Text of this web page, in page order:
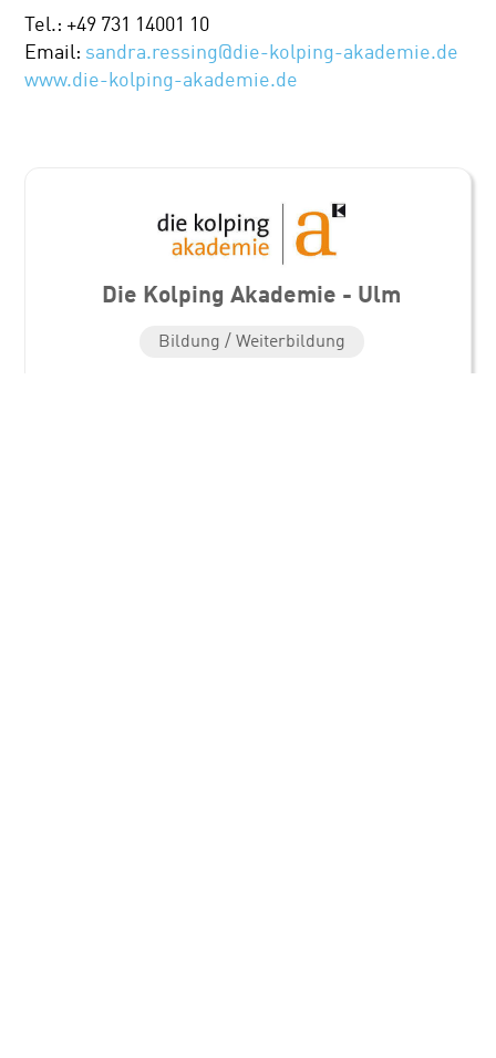
Tel.: +49 731 14001 10
Email: sandra.ressing@die-kolping-akademie.de
www.die-kolping-akademie.de
Die Kolping Akademie - Ulm
Bildung / Weiterbildung